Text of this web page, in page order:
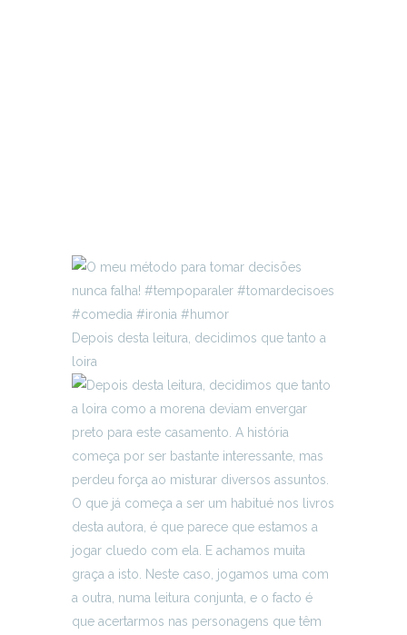
Depois desta leitura, decidimos que tanto a
loira